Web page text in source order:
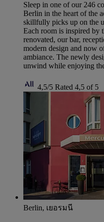
Sleep in one of our 246
Berlin in the heart of the
skillfully picks up on the
Each room is inspired by
renovated, our bar,
modern design and now
ambiance. The newly
unwind while enjoying
4,5/5 Rated 4,5 of 5
Berlin, เยอรมนี